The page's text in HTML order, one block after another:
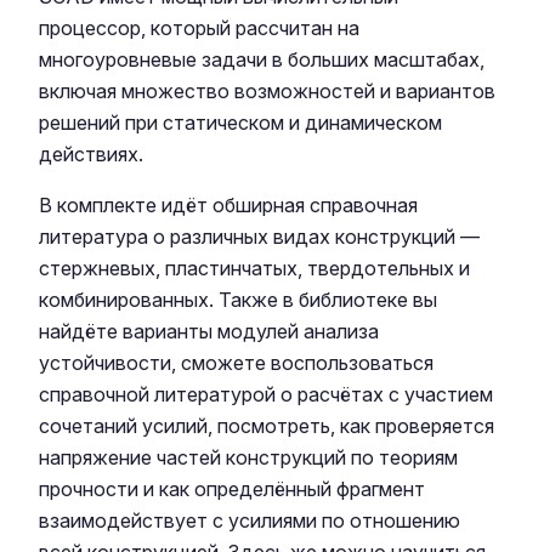
процессор, который рассчитан на
многоуровневые задачи в больших масштабах,
включая множество возможностей и вариантов
решений при статическом и динамическом
действиях.
В комплекте идёт обширная справочная
литература о различных видах конструкций —
стержневых, пластинчатых, твердотельных и
комбинированных. Также в библиотеке вы
найдёте варианты модулей анализа
устойчивости, сможете воспользоваться
справочной литературой о расчётах с участием
сочетаний усилий, посмотреть, как проверяется
напряжение частей конструкций по теориям
прочности и как определённый фрагмент
взаимодействует с усилиями по отношению